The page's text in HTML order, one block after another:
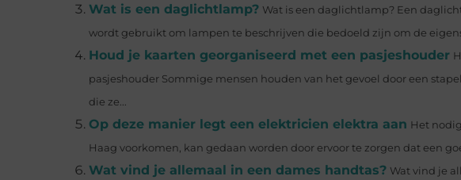
Wat is een daglichtlamp? Wat is een daglichtlamp? Een
wordt gebruikt om lampen te beschrijven die bedoeld zijn om de
Houd je kaarten georganiseerd met een pasjeshouder
pasjeshouder Sommige mensen houden van het gevoel door een
die ze...
Op deze manier legt een elektricien elektra aan Het
Haag voorkomen, kan gedaan worden door ervoor te zorgen dat een
Wat vind je allemaal in een dames handtas? Wat vind je